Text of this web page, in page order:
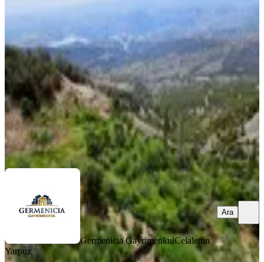
Manzaralı Tek Tapu Satılık Bahçe
Onikişubat, Yenicekale Mahallesi
2664 m²·544/m² · 03.04.2026
1.450.000 ₺1.490.000 ₺
Germenicia GayrimenkulCelalettin Yarpuz
Ara
Germenicia GayrimenkulCelalettin
Yarpuz
Ara